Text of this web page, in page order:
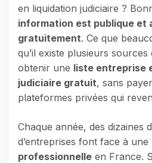
en liquidation judiciaire ?
information est publique et
gratuitement. Ce que
qu’il existe plusieurs
obtenir une liste entreprise
judiciaire gratuit, sans
plateformes privées qui
Chaque année, des dizaines
d’entreprises font face à une
professionnelle en France.